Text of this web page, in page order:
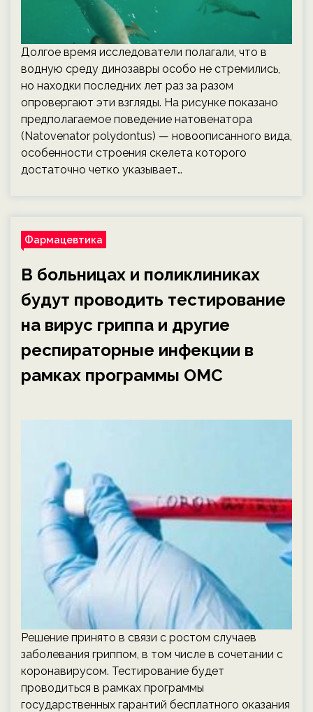
Долгое время исследователи полагали, что в
водную среду динозавры особо не стремились,
но находки последних лет раз за разом
опровергают эти взгляды. На рисунке показано
предполагаемое поведение натовенатора
(Natovenator polydontus) — новоописанного вида,
особенности строения скелета которого
достаточно четко указывает…
Фармацевтика
В больницах и поликлиниках
будут проводить тестирование
на вирус гриппа и другие
респираторные инфекции в
рамках программы ОМС
Решение принято в связи с ростом случаев
заболевания гриппом, в том числе в сочетании с
коронавирусом. Тестирование будет
проводиться в рамках программы
государственных гарантий бесплатного оказания